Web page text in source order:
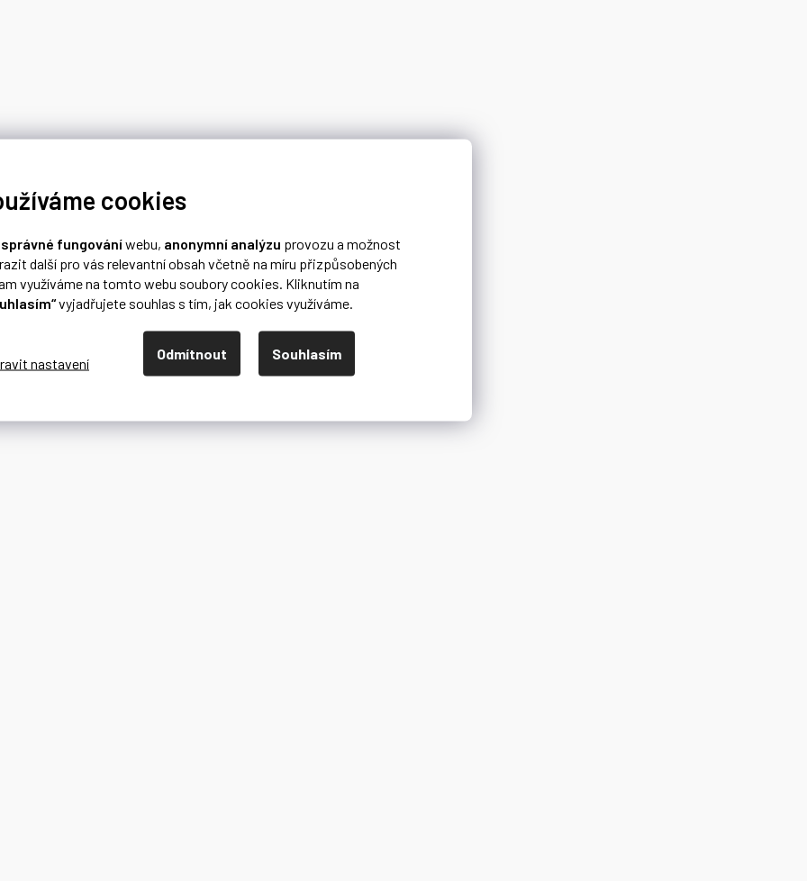
cookies
správné fungováníwebu, anonymní analýzu provozu a možnost
další pro vás relevantní obsah včetně na míru přizpůsobených
využíváme na tomto webu soubory cookies. Kliknutím na
vyjadřujete souhlas s tím, jak cookies využíváme.
Odmítnout Souhlasím